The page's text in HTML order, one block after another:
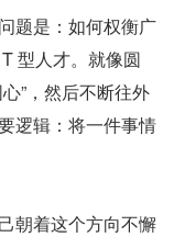
题是：如何权衡广
型人才。就像圆
”，然后不断往外
逻辑：将一件事情
朝着这个方向不懈